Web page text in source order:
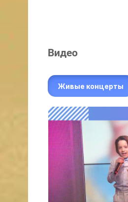
Видео
Живые концерты